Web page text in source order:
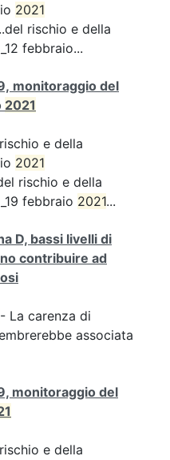
2021
rischio e della
febbraio...
monitoraggio del
2021
e della
2021
rischio e della
febbraio 2021...
D, bassi livelli di
contribuire ad
- La carenza di
associata
monitoraggio del
e della